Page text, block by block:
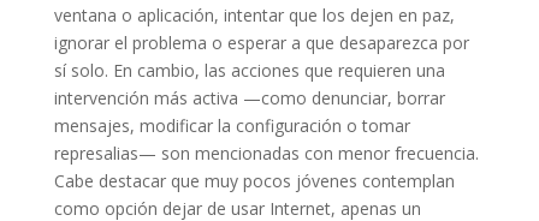
ventana o aplicación, intentar que los dejen en paz,
ignorar el problema o esperar a que desaparezca por
sí solo. En cambio, las acciones que requieren una
intervención más activa —como denunciar, borrar
mensajes, modificar la configuración o tomar
represalias— son mencionadas con menor frecuencia.
Cabe destacar que muy pocos jóvenes contemplan
como opción dejar de usar Internet, apenas un